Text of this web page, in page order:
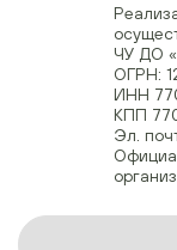
ЧУ ДО
ОГРН:
ИНН
КПП
Эл.